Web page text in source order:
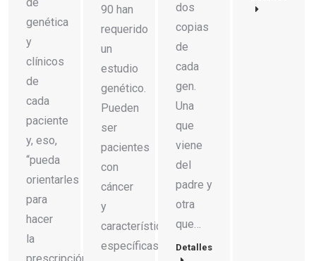
genética
y
clínicos
de
cada
paciente
y, eso,
“pueda
orientarles
para
hacer
la
90 han
requerido
un
estudio
genético.
Pueden
ser
pacientes
con
cáncer
y
características
específicas…
dos
copias
de
cada
gen.
Una
que
viene
del
padre y
otra
que…
Detalles